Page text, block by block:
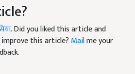
. Did you liked this article and
this article? Mailme your